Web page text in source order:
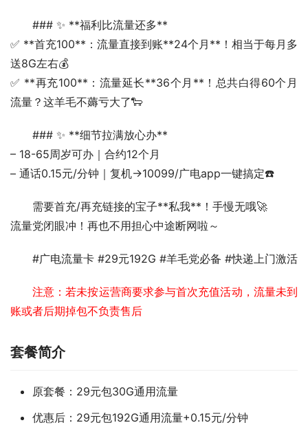
### ✨ **福利比流量还多**
✅ **首充100**：流量直接到账**24个月**！相当于每月多
送8G左右💰
✅ **再充100**：流量延长**36个月**！总共白得60个月
流量？这羊毛不薅亏大了🐑
### ✨ **细节拉满放心办**
– 18-65周岁可办｜合约12个月
– 通话0.15元/分钟｜复机→10099/广电app一键搞定☎️
需要首充/再充链接的宝子**私我**！手慢无哦🚀
流量党闭眼冲！再也不用担心中途断网啦～
#广电流量卡 #29元192G #羊毛党必备 #快递上门激活
注意：若未按运营商要求参与首次充值活动，流量未到
账或者后期掉包不负责售后
套餐简介
原套餐：29元包30G通用流量
优惠后：29元包192G通用流量+0.15元/分钟